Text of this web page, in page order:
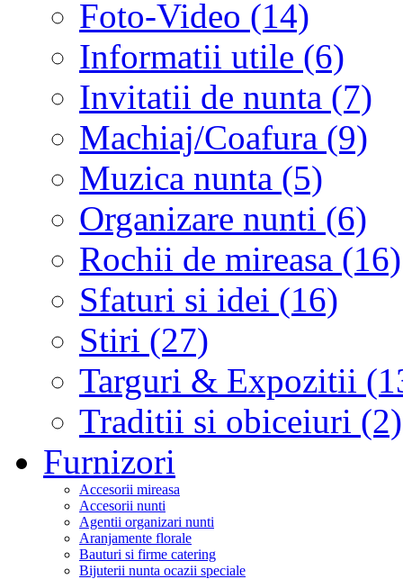
Foto-Video (14)
Informatii utile (6)
Invitatii de nunta (7)
Machiaj/Coafura (9)
Muzica nunta (5)
Organizare nunti (6)
Rochii de mireasa (16)
Sfaturi si idei (16)
Stiri (27)
Targuri & Expozitii
Traditii si obiceiuri (2)
Furnizori
Accesorii mireasa
Accesorii nunti
Agentii organizari nunti
Aranjamente florale
Bauturi si firme catering
Bijuterii nunta ocazii speciale